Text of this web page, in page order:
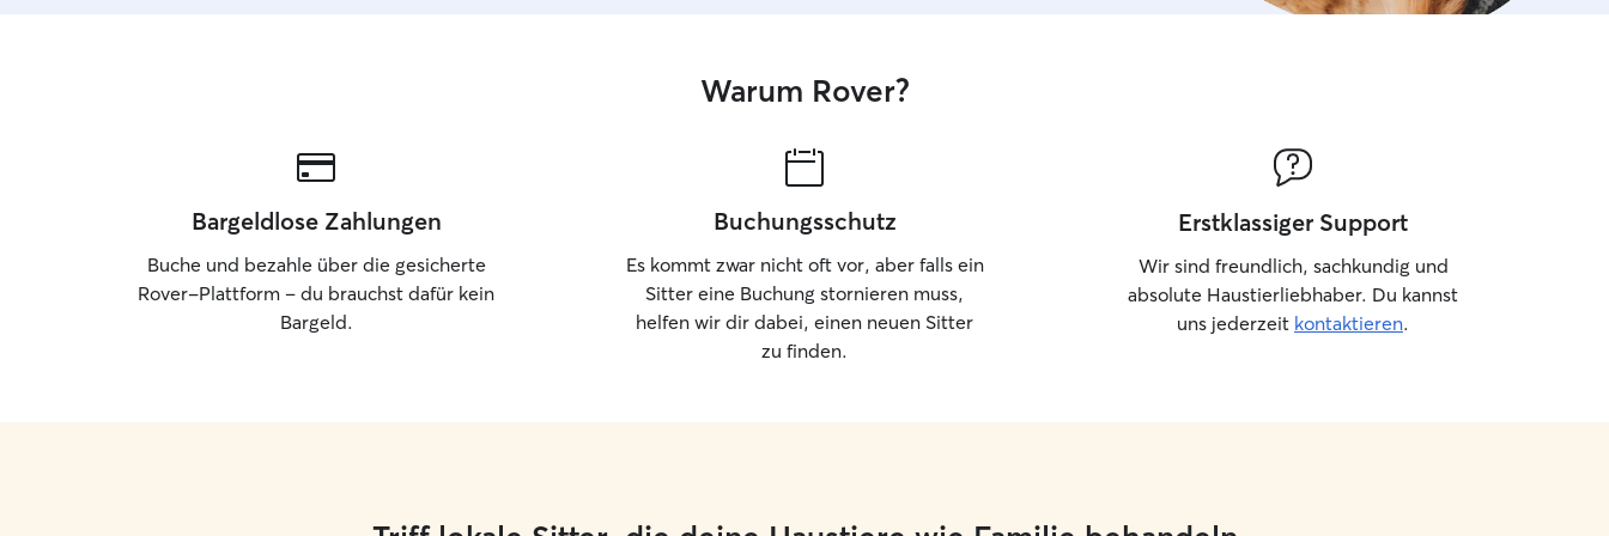
Warum Rover?
Bargeldlose Zahlungen
Buche und bezahle über die gesicherte
Rover-Plattform – du brauchst dafür kein
Bargeld.
Buchungsschutz
Es kommt zwar nicht oft vor, aber falls ein
Sitter eine Buchung stornieren muss,
helfen wir dir dabei, einen neuen Sitter
zu finden.
Erstklassiger Support
Wir sind freundlich, sachkundig und
absolute Haustierliebhaber. Du kannst
uns jederzeit kontaktieren.